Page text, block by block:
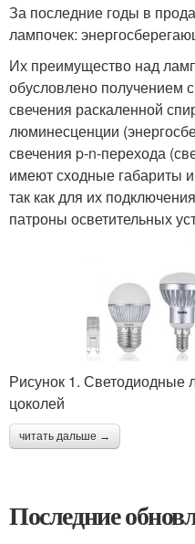
За последние годы в
лампочек:
Их преимущество над
обусловлено получением
свечения раскаленной
люминесценции
свечения p-n-перехода
имеют сходные габариты
так как для их
патроны осветительных
Рисунок 1. Светодиодные
цоколей
читать дальше →
Последние